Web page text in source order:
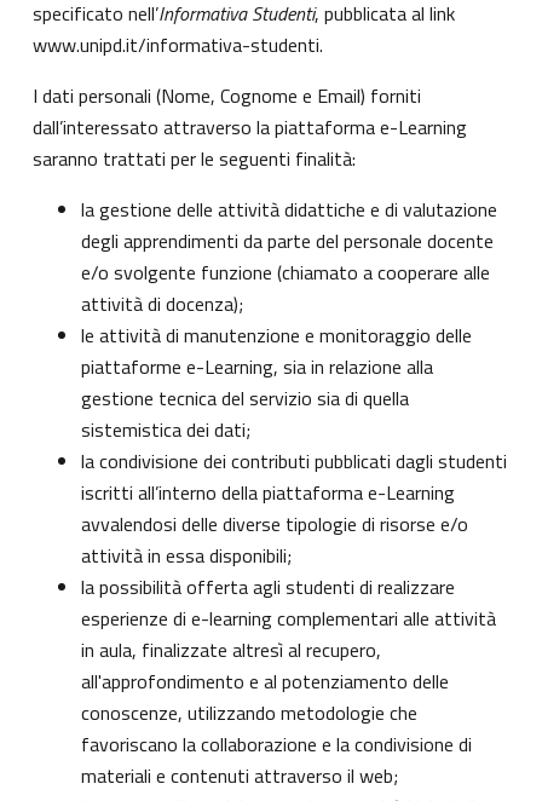
specificato nell’Informativa Studenti, pubblicata al link
www.unipd.it/informativa-studenti.
I dati personali (Nome, Cognome e Email) forniti
dall’interessato attraverso la piattaforma e-Learning
saranno trattati per le seguenti finalità:
la gestione delle attività didattiche e di valutazione
degli apprendimenti da parte del personale docente
e/o svolgente funzione (chiamato a cooperare alle
attività di docenza);
le attività di manutenzione e monitoraggio delle
piattaforme e-Learning, sia in relazione alla
gestione tecnica del servizio sia di quella
sistemistica dei dati;
la condivisione dei contributi pubblicati dagli studenti
iscritti all’interno della piattaforma e-Learning
avvalendosi delle diverse tipologie di risorse e/o
attività in essa disponibili;
la possibilità offerta agli studenti di realizzare
esperienze di e-learning complementari alle attività
in aula, finalizzate altresì al recupero,
all'approfondimento e al potenziamento delle
conoscenze, utilizzando metodologie che
favoriscano la collaborazione e la condivisione di
materiali e contenuti attraverso il web;